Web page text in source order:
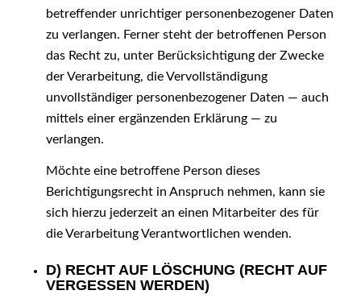
betreffender unrichtiger personenbezogener Daten
zu verlangen. Ferner steht der betroffenen Person
das Recht zu, unter Berücksichtigung der Zwecke
der Verarbeitung, die Vervollständigung
unvollständiger personenbezogener Daten — auch
mittels einer ergänzenden Erklärung — zu
verlangen.
Möchte eine betroffene Person dieses
Berichtigungsrecht in Anspruch nehmen, kann sie
sich hierzu jederzeit an einen Mitarbeiter des für
die Verarbeitung Verantwortlichen wenden.
D) RECHT AUF LÖSCHUNG (RECHT AUF
VERGESSEN WERDEN)